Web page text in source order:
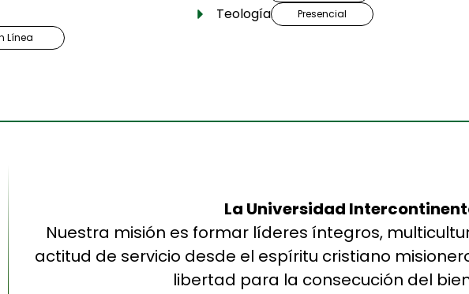
Línea
Teología Presencial
La Universidad
Nuestra misión es formar líderes íntegros,
actitud de servicio desde el espíritu cristiano
libertad para la consecución del